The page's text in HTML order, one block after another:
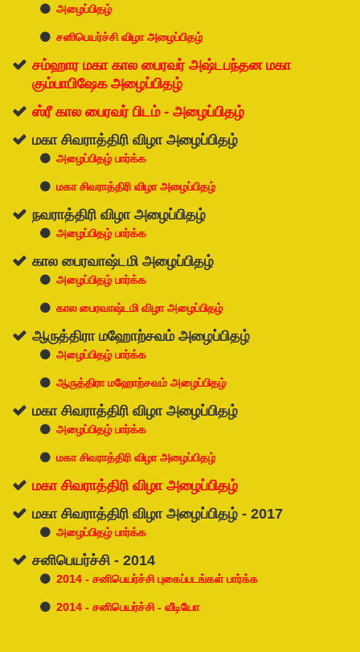
அழைப்பிதழ்
சனிபெயர்ச்சி விழா அழைப்பிதழ்
சம்ஹார மகா கால பைரவர் அஷ்டபந்தன மகா
கும்பாபிஷேக அழைப்பிதழ்
ஸ்ரீ கால பைரவர் பிடம் - அழைப்பிதழ்
மகா சிவராத்திரி விழா அழைப்பிதழ்
அழைப்பிதழ் பார்க்க
மகா சிவராத்திரி விழா அழைப்பிதழ்
நவராத்திரி விழா அழைப்பிதழ்
அழைப்பிதழ் பார்க்க
கால பைரவாஷ்டமி அழைப்பிதழ்
அழைப்பிதழ் பார்க்க
கால பைரவாஷ்டமி விழா அழைப்பிதழ்
ஆருத்திரா மஹோற்சவம் அழைப்பிதழ்
அழைப்பிதழ் பார்க்க
ஆருத்திரா மஹோற்சவம் அழைப்பிதழ்
மகா சிவராத்திரி விழா அழைப்பிதழ்
அழைப்பிதழ் பார்க்க
மகா சிவராத்திரி விழா அழைப்பிதழ்
மகா சிவராத்திரி விழா அழைப்பிதழ்
மகா சிவராத்திரி விழா அழைப்பிதழ் - 2017
அழைப்பிதழ் பார்க்க
சனிபெயர்ச்சி - 2014
2014 - சனிபெயர்ச்சி புகைப்படங்கள் பார்க்க
2014 - சனிபெயர்ச்சி - வீடியோ